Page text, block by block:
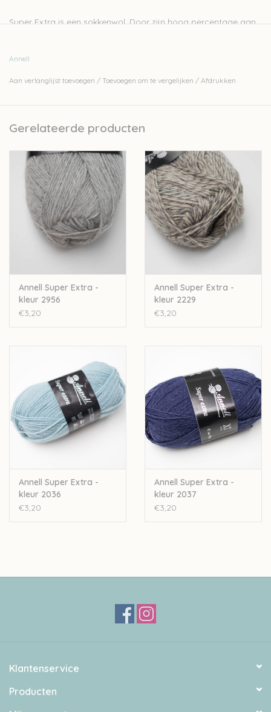
Super Extra is een sokkenwol. Door zijn hoog percentage aan
van pulls of andere brei- en haakprojecten.
75%wol - 25%polyamide
Let op: de kleur op beeld kan afwijken van de werkelijke kleur.
Wil je meer wol bestellen dan er momenteel bij ons op
voorraad is? Stuur een mailtje naarLien@Wolder.be. Annell is
een Belgisch bedrijf, waardoor we makkelijk wol kunnen
bijbestellen op vraag.
Annell
Aan verlanglijst toevoegen / Toevoegen om te vergelijken / Afdrukken
Gerelateerde producten
Annell Super Extra -
kleur 2956
€3,20
Annell Super Extra -
kleur 2229
€3,20
Annell Super Extra -
kleur 2036
€3,20
Annell Super Extra -
kleur 2037
€3,20
Klantenservice
Producten